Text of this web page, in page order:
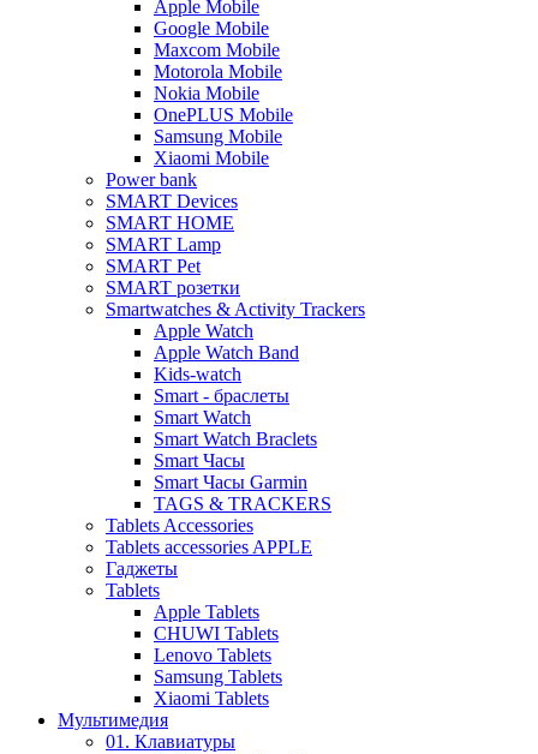
Apple Mobile
Google Mobile
Maxcom Mobile
Motorola Mobile
Nokia Mobile
OnePLUS Mobile
Samsung Mobile
Xiaomi Mobile
Power bank
SMART Devices
SMART HOME
SMART Lamp
SMART Pet
SMART розетки
Smartwatches & Activity Trackers
Apple Watch
Apple Watch Band
Kids-watch
Smart - браслеты
Smart Watch
Smart Watch Braclets
Smart Часы
Smart Часы Garmin
TAGS & TRACKERS
Tablets Accessories
Tablets accessories APPLE
Гаджеты
Tablets
Apple Tablets
CHUWI Tablets
Lenovo Tablets
Samsung Tablets
Xiaomi Tablets
Мультимедия
01. Клавиатуры